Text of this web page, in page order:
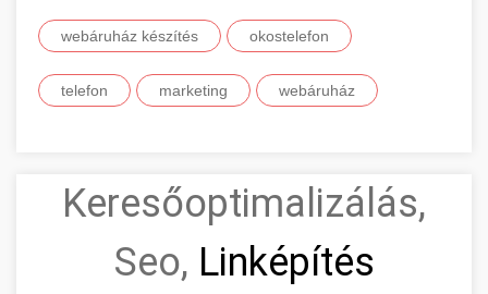
webáruház készítés okostelefon
telefon marketing webáruház
Keresőoptimalizálás,
Seo, Linképítés